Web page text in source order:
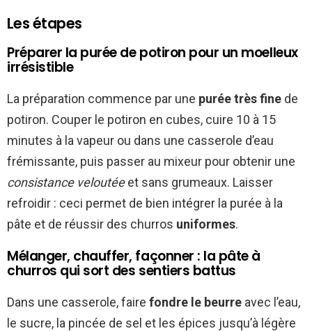
Les étapes
Préparer la purée de potiron pour un moelleux
irrésistible
La préparation commence par une purée très fine de
potiron. Couper le potiron en cubes, cuire 10 à 15
minutes à la vapeur ou dans une casserole d’eau
frémissante, puis passer au mixeur pour obtenir une
consistance veloutéeet sans grumeaux. Laisser
refroidir : ceci permet de bien intégrer la purée à la
pâte et de réussir des churros uniformes.
Mélanger, chauffer, façonner : la pâte à
churros qui sort des sentiers battus
Dans une casserole, faire fondre le beurre avec l’eau,
le sucre, la pincée de sel et les épices jusqu’à légère